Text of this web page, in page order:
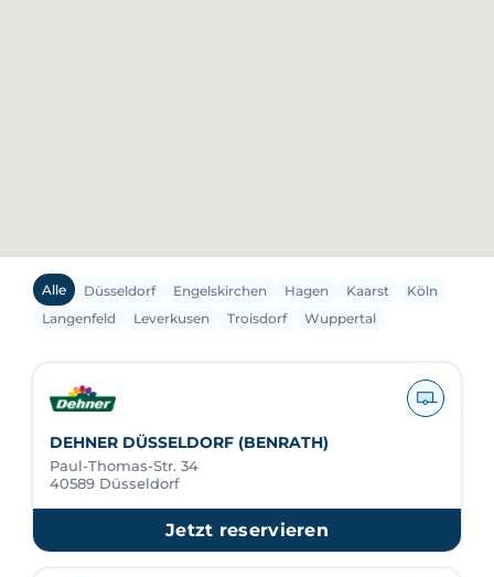
Alle Düsseldorf Engelskirchen Hagen Kaarst
Köln
Langenfeld
Leverkusen Troisdorf Wuppertal
DEHNER DÜSSELDORF (BENRATH)
Paul-Thomas-Str. 34
40589 Düsseldorf
Jetzt reservieren